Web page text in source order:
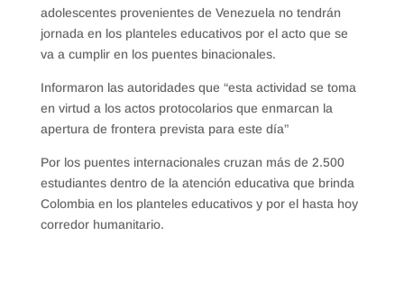
adolescentes provenientes de Venezuela no tendrán
jornada en los planteles educativos por el acto que se
va a cumplir en los puentes binacionales.
Informaron las autoridades que “esta actividad se toma
en virtud a los actos protocolarios que enmarcan la
apertura de frontera prevista para este día”
Por los puentes internacionales cruzan más de 2.500
estudiantes dentro de la atención educativa que brinda
Colombia en los planteles educativos y por el hasta hoy
corredor humanitario.